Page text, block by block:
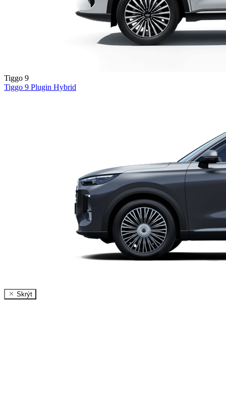
Tiggo 9
Tiggo 9 Plugin Hybrid
Skrýt